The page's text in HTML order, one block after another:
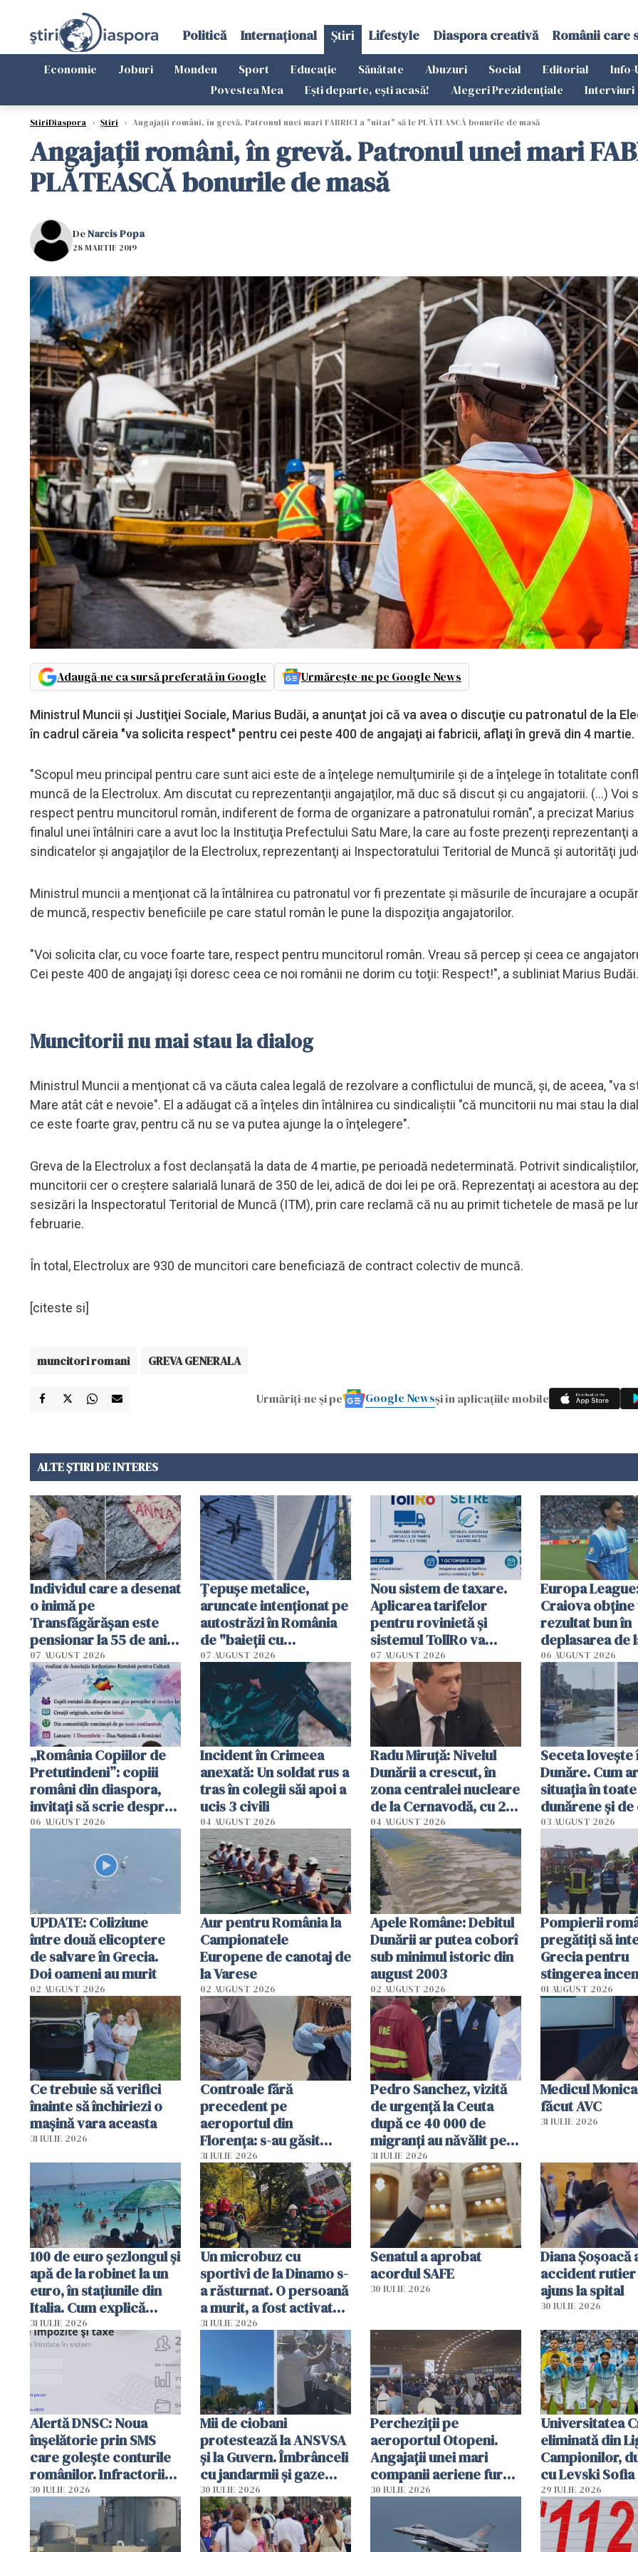
Politică Internațional Știri Lifestyle Diaspora creativă Românii care
Economie Joburi Monden Sport Educație Sănătate Abuzuri Social Editorial
Info-
Povestea Mea
Ești departe, ești acasă! Alegeri Prezidențiale Interviuri
StiriDiaspora › Știri › Angajații români, în grevă. Patronul unei mari FABRICI a "uitat" să le PLĂTEASCĂ bonurile de masă
Angajații români, în grevă. Patronul unei mari
PLĂTEASCĂ bonurile de masă
DeNarcis Popa
28 MARTIE 2019
Adaugă-ne ca sursă preferată în Google Urmărește-ne pe Google News
Ministrul Muncii şi Justiţiei Sociale, Marius Budăi, a anunţat joi că va avea o discuţie cu patronatul de la
în cadrul căreia "va solicita respect" pentru cei peste 400 de angajaţi ai fabricii, aflaţi în grevă din 4 martie.
"Scopul meu principal pentru care sunt aici este de a înţelege nemulţumirile şi de a înţelege în totalitate
muncă de la Electrolux. Am discutat cu reprezentanţii angajaţilor, mă duc să discut şi cu angajatorii. (...) Voi
respect pentru muncitorul român, indiferent de forma de organizare a patronatului român", a precizat Marius
finalul unei întâlniri care a avut loc la Instituţia Prefectului Satu Mare, la care au foste prezenţi reprezentanţi
sindicatelor şi angajaţilor de la Electrolux, reprezentanţi ai Inspectoratului Teritorial de Muncă şi autorităţi
Ministrul muncii a menţionat că la întâlnirea cu patronatul vor fi prezentate şi măsurile de încurajare a
de muncă, respectiv beneficiile pe care statul român le pune la dispoziţia angajatorilor.
"Voi solicita clar, cu voce foarte tare, respect pentru muncitorul român. Vreau să percep şi ceea ce
Cei peste 400 de angajaţi îşi doresc ceea ce noi românii ne dorim cu toţii: Respect!", a subliniat Marius Budăi.
Muncitorii nu mai stau la dialog
Ministrul Muncii a menţionat că va căuta calea legală de rezolvare a conflictului de muncă, şi, de aceea, "va
Mare atât cât e nevoie". El a adăugat că a înţeles din întâlnirea cu sindicaliştii "că muncitorii nu mai stau la
ce este foarte grav, pentru că nu se va putea ajunge la o înţelegere".
Greva de la Electrolux a fost declanşată la data de 4 martie, pe perioadă nedeterminată. Potrivit sindicaliştilor,
muncitorii cer o creştere salarială lunară de 350 de lei, adică de doi lei pe oră. Reprezentaţi ai acestora au
sesizări la Inspectoratul Teritorial de Muncă (ITM), prin care reclamă că nu au primit tichetele de masă pe
februarie.
În total, Electrolux are 930 de muncitori care beneficiază de contract colectiv de muncă.
[citeste si]
muncitori romani GREVA GENERALA
Urmăriți-ne și pe Google Newsși în aplicațiile mobile
ALTE ȘTIRI DE INTERES
Individul care a desenat
o inimă pe
Transfăgărășan este
pensionar la 55 de ani.
Poliția l-a identificat
07 AUGUST 2026
Țepușe metalice,
aruncate intenționat pe
autostrăzi în România
de "baieții cu
platforme": "Mi-au
cerut 1200 lei să mă
tracteze"
07 AUGUST 2026
Nou sistem de taxare.
Aplicarea tarifelor
pentru rovinietă şi
sistemul TollRo va
începe la 1 octombrie
07 AUGUST 2026
Europa
Craiova obține
rezultat bun în
deplasarea de
06 AUGUST 2026
„România Copiilor de
Pretutindeni”: copiii
români din diaspora,
invitați să scrie despre
România într-un volum
06 AUGUST 2026
Incident în Crimeea
anexată: Un soldat rus a
tras în colegii săi apoi a
ucis 3 civili
04 AUGUST 2026
Radu Miruţă: Nivelul
Dunării a crescut, în
zona centralei nucleare
de la Cernavodă, cu 2
cm faţă de ziua trecută
04 AUGUST 2026
Seceta
Dunăre. Cum
situația în
dunărene și de
România
efectele, deși
în iulie
03 AUGUST 2026
UPDATE: Coliziune
între două elicoptere
de salvare în Grecia.
Doi oameni au murit
02 AUGUST 2026
Aur pentru România la
Campionatele
Europene de canotaj de
la Varese
02 AUGUST 2026
Apele Române: Debitul
Dunării ar putea coborî
sub minimul istoric din
august 2003
02 AUGUST 2026
Pompierii
pregătiţi să
Grecia pentru
stingerea
01 AUGUST 2026
Ce trebuie să verifici
înainte să închiriezi o
mașină vara aceasta
31 IULIE 2026
Controale fără
precedent pe
aeroportul din
Florența: s-au găsit
capete de aligator și o
sumă imensă de bani
31 IULIE 2026
Pedro Sanchez, vizită
de urgență la Ceuta
după ce 40 000 de
migranți au năvălit pe
teritoriul spaniol: „Vom
mobiliza toate
resursele"
31 IULIE 2026
Medicul
făcut AVC
31 IULIE 2026
100 de euro șezlongul și
apă de la robinet la un
euro, în stațiunile din
Italia. Cum explică
autoritățile
31 IULIE 2026
Un microbuz cu
sportivi de la Dinamo s-
a răsturnat. O persoană
a murit, a fost activat
planul roșu de
31 IULIE 2026
Senatul a aprobat
acordul SAFE
30 IULIE 2026
Diana Șoșoacă
accident rutier
ajuns la spital
30 IULIE 2026
Alertă DNSC: Noua
înșelătorie prin SMS
care golește conturile
românilor. Infractorii
folosesc numele
Ghișeul.ro și al Poliției
Române
30 IULIE 2026
Mii de ciobani
protestează la ANSVSA
și la Guvern. Îmbrânceli
cu jandarmii și gaze
lacrimogene
30 IULIE 2026
Percheziții pe
aeroportul Otopeni.
Angajații unei mari
companii aeriene furau
parfumuri, ceasuri și
vânzării
30 IULIE 2026
Universitatea
eliminată din
Campionilor,
cu Levski Sofia
29 IULIE 2026